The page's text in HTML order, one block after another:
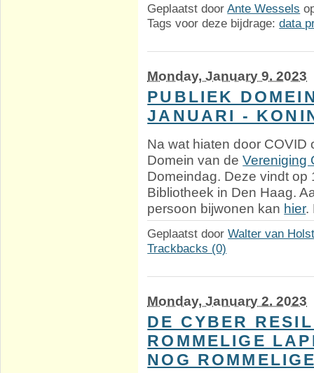
Geplaatst doorAnte Wessels
Tags voor deze bijdrage:data
Monday, January 9. 2023
PUBLIEK
JANUARI -
Na wat hiaten door
Domein van deVereniging
Domeindag. Deze vindt op
Bibliotheek in Den Haag.
persoon bijwonen kan hier.
Geplaatst doorWalter van
Trackbacks (0)
Monday, January 2. 2023
DE CYBER
ROMMELIGE
NOG